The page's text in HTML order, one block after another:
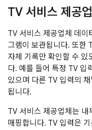
TV 서비스 제공업
TV 서비스 제공업체 데
그램이 보관됩니다. 또한
자체 기록만 확인할 수 있
다. 예를 들어 특정 TV 입
있으며 다른 TV 입력의
됩니다.
TV 서비스 제공업체는
매핑합니다. TV 입력은